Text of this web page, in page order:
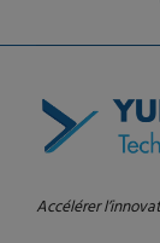
Accélérer